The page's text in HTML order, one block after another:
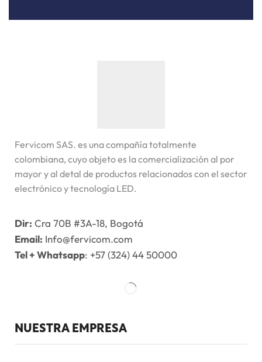
Fervicom SAS. es una compañía totalmente
colombiana, cuyo objeto es la comercialización al por
mayor y al detal de productos relacionados con el sector
electrónico y tecnología LED.
Dir: Cra 70B #3A-18, Bogotá
Email: Info@fervicom.com
Tel + Whatsapp: +57 (324) 44 50000
NUESTRA EMPRESA